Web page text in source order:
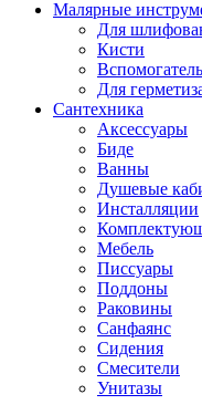
Малярные
Для
Кисти
Для
Сантехника
Аксессуары
Биде
Ванны
Душевые
Инсталляции
Мебель
Писсуары
Поддоны
Раковины
Санфаянс
Сидения
Смесители
Унитазы